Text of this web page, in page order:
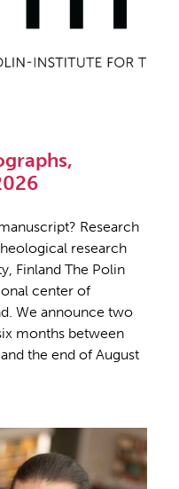
Research
research
Finland The Polin
center of
We announce two
months between
the end of August